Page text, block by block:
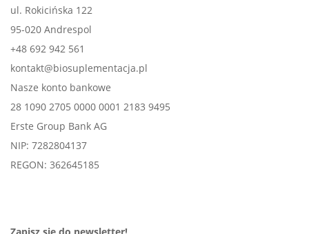
ul. Rokicińska 122
95-020 Andrespol
+48 692 942 561
kontakt@biosuplementacja.pl
Nasze konto bankowe
28 1090 2705 0000 0001 2183 9495
Erste Group Bank AG
NIP: 7282804137
REGON: 362645185